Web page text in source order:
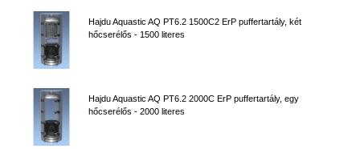
Hajdu Aquastic AQ PT6.2 1500C2 ErP puffertartály, két
hőcserélős - 1500 literes
Hajdu Aquastic AQ PT6.2 2000C ErP puffertartály, egy
hőcserélős - 2000 literes